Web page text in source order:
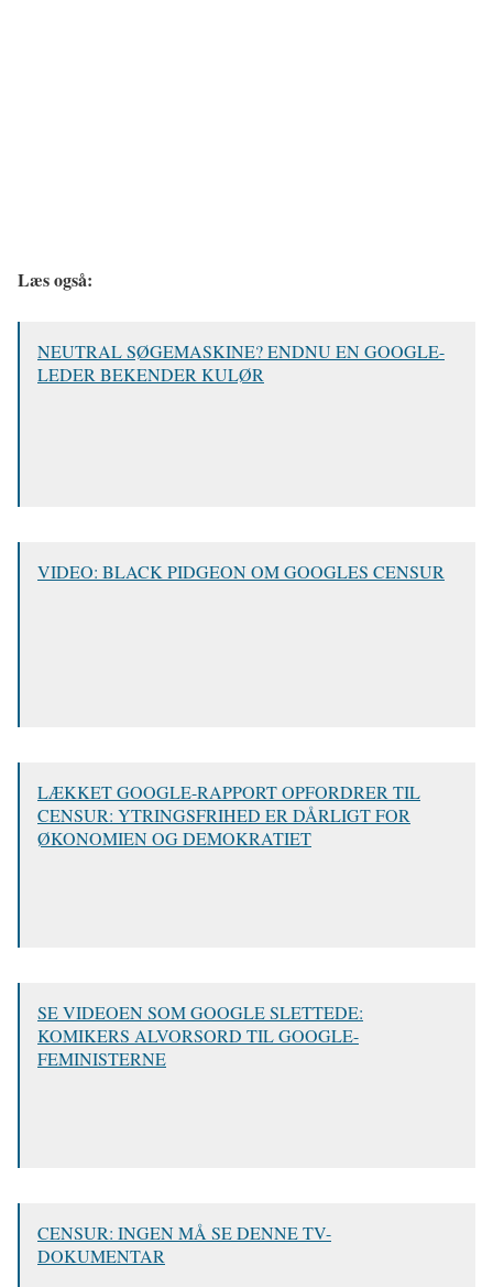
Læs også:
NEUTRAL SØGEMASKINE? ENDNU EN GOOGLE-
LEDER BEKENDER KULØR
VIDEO: BLACK PIDGEON OM GOOGLES CENSUR
LÆKKET GOOGLE-RAPPORT OPFORDRER TIL
CENSUR: YTRINGSFRIHED ER DÅRLIGT FOR
ØKONOMIEN OG DEMOKRATIET
SE VIDEOEN SOM GOOGLE SLETTEDE:
KOMIKERS ALVORSORD TIL GOOGLE-
FEMINISTERNE
CENSUR: INGEN MÅ SE DENNE TV-
DOKUMENTAR